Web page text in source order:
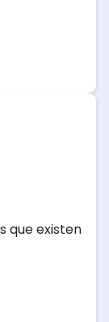
que existen